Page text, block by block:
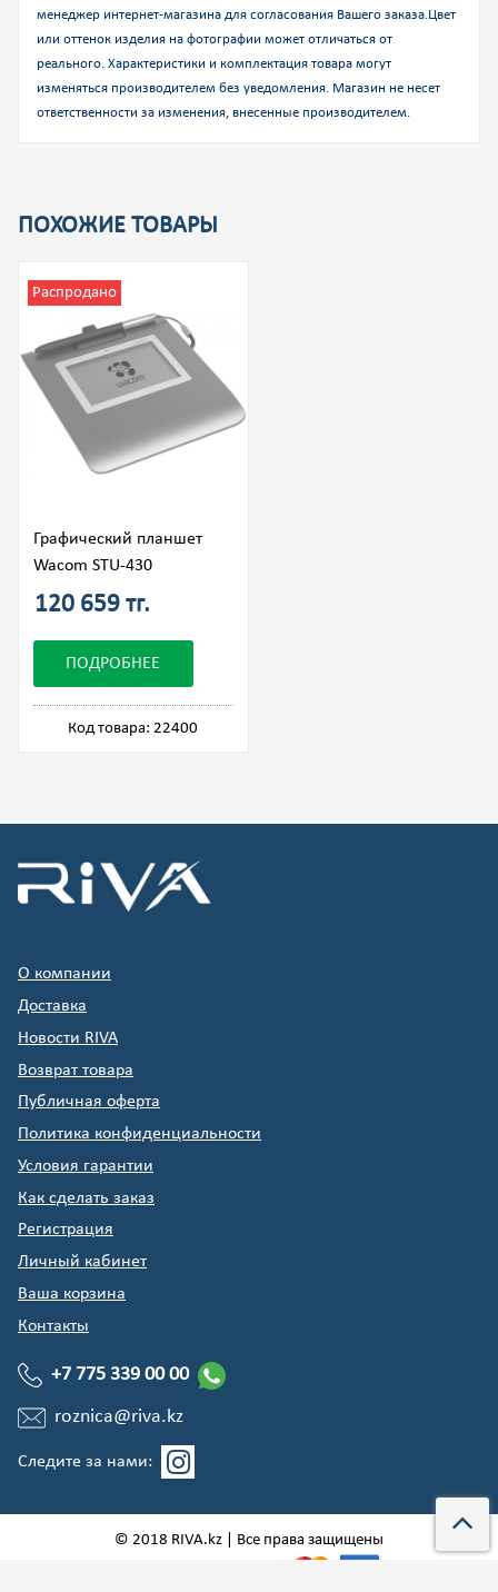
менеджер интернет-магазина для согласования Вашего заказа.Цвет
или оттенок изделия на фотографии может отличаться от
реального. Характеристики и комплектация товара могут
изменяться производителем без уведомления. Магазин не несет
ответственности за изменения, внесенные производителем.
ПОХОЖИЕ ТОВАРЫ
Графический планшет
Wacom STU-430
Распродано
120 659 тг.
ПОДРОБНЕЕ
Код товара: 22400
О компании
Доставка
Новости RIVA
Возврат товара
Публичная оферта
Политика конфиденциальности
Условия гарантии
Как сделать заказ
Регистрация
Личный кабинет
Ваша корзина
Контакты
+7 775 339 00 00
roznica@riva.kz
Следите за нами:
© 2018 RIVA.kz | Все права защищены